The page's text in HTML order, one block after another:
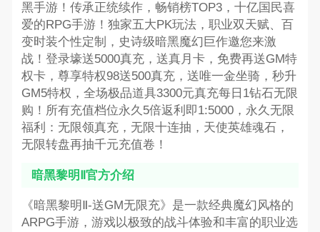
黑手游！传承正统续作，畅销榜TOP3，十亿国民喜
爱的RPG手游！独家五大PK玩法，职业双天赋、百
变时装个性定制，史诗级暗黑魔幻巨作邀您来激
战！登录壕送5000真充，送真月卡，免费再送GM特
权卡，尊享特权98送500真充，送唯一金坐骑，秒升
GM5特权，全场极品道具3300元真充每日1钻石无限
购！所有充值档位永久5倍返利即1:5000，永久无限
福利：无限领真充，无限十连抽，天使英雄魂石，
无限转盘再抽千元充值卷！
暗黑黎明Ⅱ官方介绍
《暗黑黎明Ⅱ-送GM无限充》是一款经典魔幻风格的
ARPG手游，游戏以极致的战斗体验和丰富的职业选